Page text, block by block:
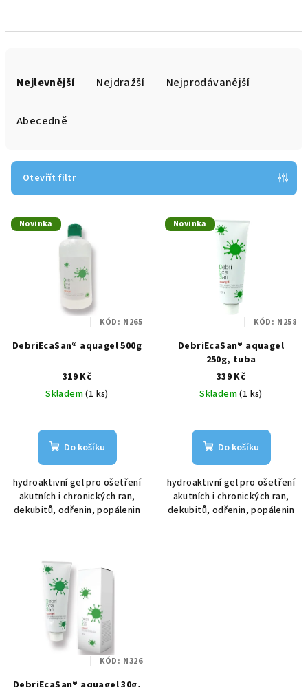
r
o
d
Nejlevnější Nejdražší Nejprodávanější
Abecedně
Otevřít filtr
V
ý
o
Novinka
DebriEcaSan® aquagel 500g
319 Kč
Skladem(1 ks)
Do košíku
hydroaktivní gel pro ošetření
akutních i chronických ran,
dekubitů, odřenin, popálenin
KÓD: N265
Novinka
DebriEcaSan® aquagel
250g, tuba
339 Kč
Skladem(1 ks)
Do košíku
hydroaktivní gel pro ošetření
akutních i chronických ran,
dekubitů, odřenin, popálenin
KÓD: N258
KÓD: N326